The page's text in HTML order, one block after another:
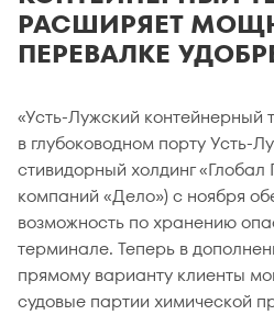
РАСШИРЯЕТ
ПЕРЕВАЛКЕ
«Усть-Лужский
в глубоководном порту Усть-
стивидорный холдинг
компаний «Дело») с ноября
возможность по хранению
терминале. Теперь в
прямому варианту клиенты
судовые партии химической